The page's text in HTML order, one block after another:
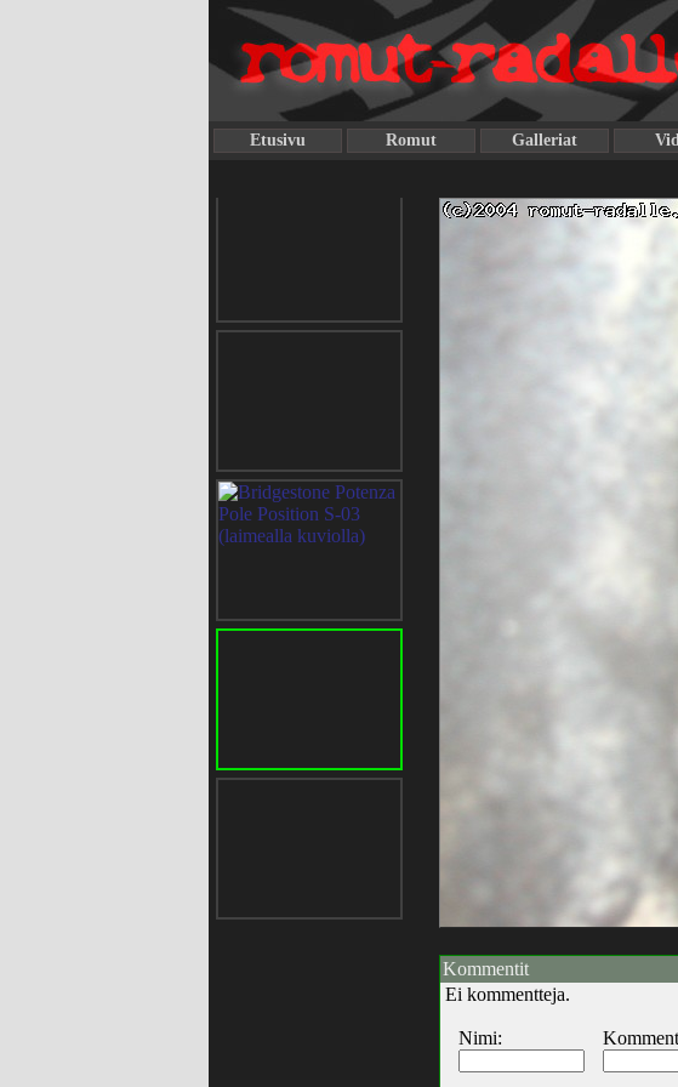
Etusivu Romut Galleriat
Kommentit
Ei kommentteja.
Nimi: